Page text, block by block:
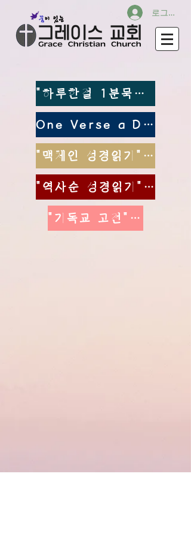
로그인
"하루한절 1분묵상" 바로가기
One Verse a Day 바로가기
"맥체인 성경읽기" 바로가기
"역사순 성경읽기" 바로가기
"기독교 고전" 바로가기